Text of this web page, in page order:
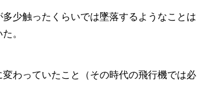
少触ったくらいでは墜落するようなことは
。
わっていたこと（その時代の飛行機では必